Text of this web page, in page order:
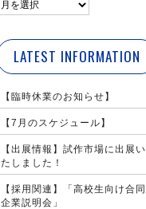
LATEST INFORMATION
【臨時休業のお知らせ】
【7月のスケジュール】
【出展情報】試作市場に出展い
たしました！
【採用関連】「高校生向け合同
企業説明会」